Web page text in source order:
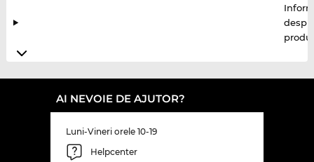
AI NEVOIE DE AJUTOR?
Luni-Vineri orele 10-19
Helpcenter